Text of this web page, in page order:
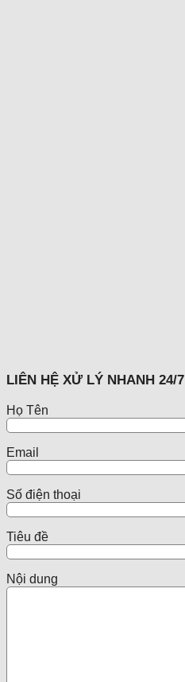
LIÊN HỆ XỬ LÝ NHANH 24/7
Họ Tên
Email
Số điện thoại
Tiêu đề
Nội dung